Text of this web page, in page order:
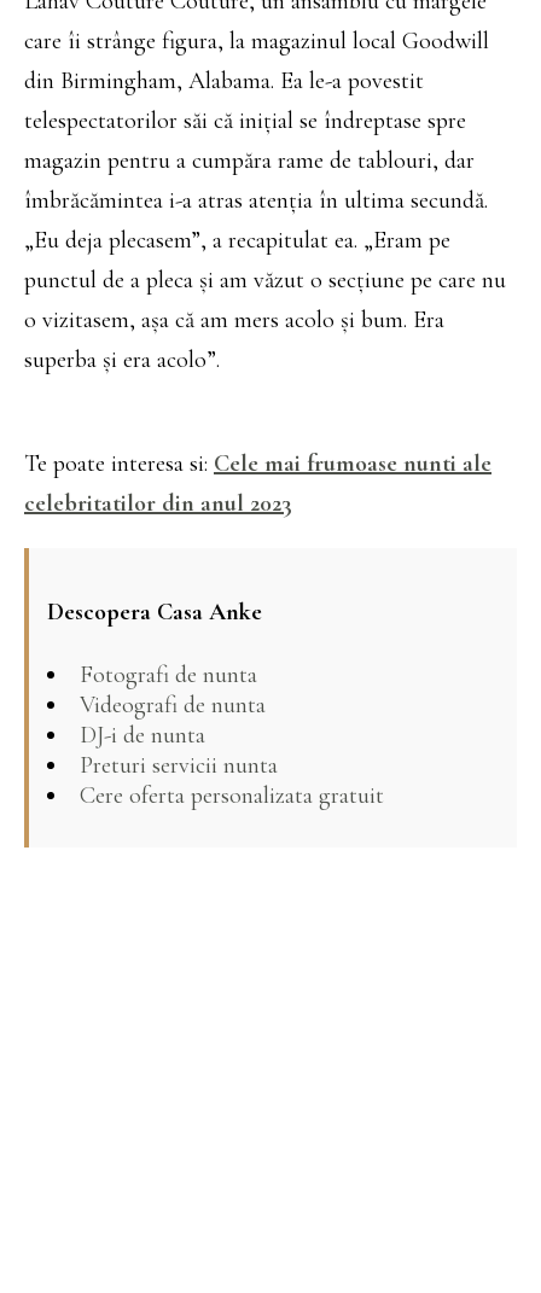
care îi strânge figura, la magazinul local Goodwill
din Birmingham, Alabama. Ea le-a povestit
telespectatorilor săi că inițial se îndreptase spre
magazin pentru a cumpăra rame de tablouri, dar
îmbrăcămintea i-a atras atenția în ultima secundă.
„Eu deja plecasem”, a recapitulat ea. „Eram pe
punctul de a pleca și am văzut o secțiune pe care nu
o vizitasem, așa că am mers acolo și bum. Era
superba și era acolo”.
Te poate interesa si: Cele mai frumoase nunti ale
celebritatilor din anul 2023
Descopera Casa Anke
Fotografi de nunta
Videografi de nunta
DJ-i de nunta
Preturi servicii nunta
Cere oferta personalizata gratuit